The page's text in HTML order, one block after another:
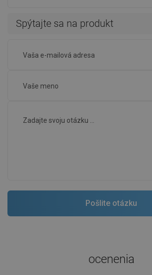
Spýtajte sa na produkt
ocenenia